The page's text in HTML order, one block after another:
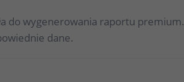
do wygenerowania raportu premium.
dane.